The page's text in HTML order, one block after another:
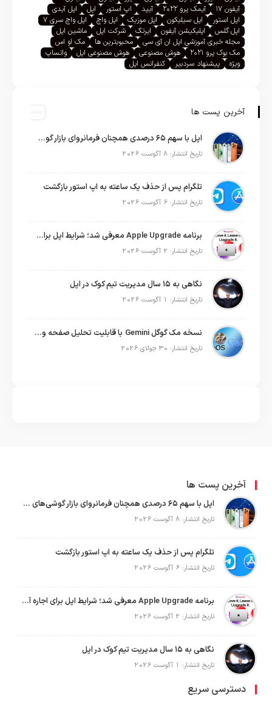
آیفون ۱۷
آیمک پرو ۲۰۲۲ آیپد اپ استور اپل
اپل آیدی
اپل استور
اپل سیلیکون اپل موزیک اپل واچ
اپل واچ سری ۷
اپل گلس
اپلیکیشن آیفون ایرتگ شرکت اپل
ماشین اپل
مجله خبری آموزشی اپل ان آی سی
محبوبترین ها
مک او اس
مک بوک پرو ۲۰۲۱
هوش مصنوعی هوش مصنوعی اپل
واتساپ
ویژه
پیشنهاد سردبیر کنفرانس اپل
آخرین پست ها
اپل با سهم ۶۵ درصدی همچنان فرمانروای بازار گوشی‌های پریمیوم جهان است
تاریخ انتشار: 8 آگوست 2026
تلگرام پس از حذف یک ساعته به اپ استور بازگشت
تاریخ انتشار: 6 آگوست 2026
برنامه Apple Upgrade معرفی شد؛ شرایط اپل برای اجاره آیفون، آیپد، مک و اپل واچ
تاریخ انتشار: 2 آگوست 2026
نگاهی به ۱۵ سال مدیریت تیم کوک در اپل
تاریخ انتشار: 1 آگوست 2026
نسخه مک گوگل Gemini با قابلیت تحلیل صفحه و دستورات صوتی در به‌روزرسانی جدید
تاریخ انتشار: 30 جولای 2026
آخرین پست ها
اپل با سهم ۶۵ درصدی همچنان فرمانروای بازار گوشی‌های پریمیوم جهان است
تاریخ انتشار: 8 آگوست 2026
تلگرام پس از حذف یک ساعته به اپ استور بازگشت
تاریخ انتشار: 6 آگوست 2026
برنامه Apple Upgrade معرفی شد؛ شرایط اپل برای اجاره آیفون، آیپد، مک و اپل واچ
تاریخ انتشار: 2 آگوست 2026
نگاهی به ۱۵ سال مدیریت تیم کوک در اپل
تاریخ انتشار: 1 آگوست 2026
دسترسی سریع